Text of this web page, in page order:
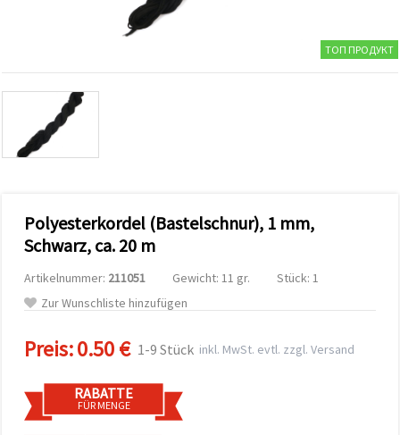
Datenverkehr
analysieren
sowie
relevantere
Unterstützung
Partner für
und
Sie können
Cookies
akzeptieren,
oder Ihre
Auswahl in
ТОП ПРОДУКТ
Polyesterkordel (Bastelschnur), 1 mm,
Schwarz, ca. 20 m
Artikelnummer: 211051 Gewicht: 11 gr.
Stück: 1
Zur Wunschliste hinzufügen
Preis:0.50 € 1-9 Stück inkl. MwSt. evtl. zzgl. Versand
RABATTE
FÜR MENGE